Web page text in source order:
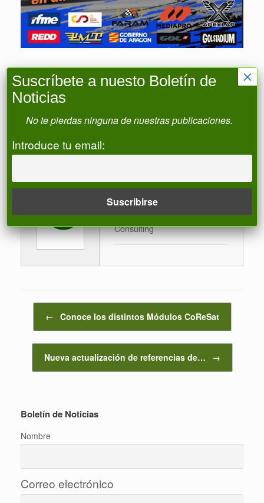
Publicado enCoReSaty etiquetadomoto gp,motogp.
N&A Consulting
Ver entradas deN&A
Consulting
← Conoce los distintos Módulos CoReSat
Nueva actualización de referencias de… →
Boletín de Noticias
Nombre
Correo electrónico
Suscríbete a nuesto Boletín de
Noticias
No te pierdas ninguna de nuestras publicaciones.
Introduce tu email:
×